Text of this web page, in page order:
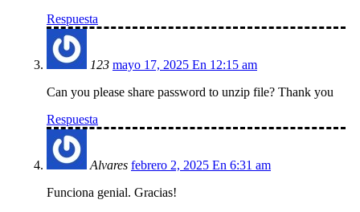
Respuesta
123 mayo 17, 2025 En 12:15 am
Can you please share password to unzip file? Thank you
Respuesta
Alvares febrero 2, 2025 En 6:31 am
Funciona genial. Gracias!